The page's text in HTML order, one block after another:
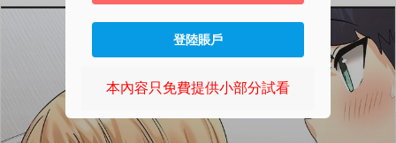
登陸賬戶
本內容只免費提供小部分試看